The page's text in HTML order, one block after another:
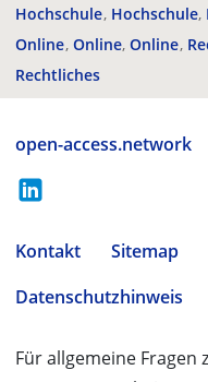
Hochschule Hochschule
Online Online Online
Rechtliches
open-access.network
Kontakt Sitemap
Datenschutzhinweis
Für allgemeine Fragen